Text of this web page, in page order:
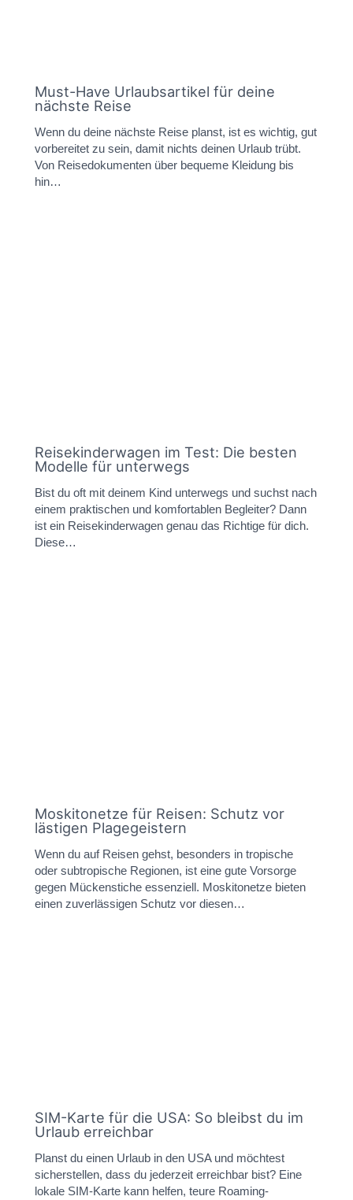
Must-Have Urlaubsartikel für deine
nächste Reise
Wenn du deine nächste Reise planst, ist es wichtig, gut
vorbereitet zu sein, damit nichts deinen Urlaub trübt.
Von Reisedokumenten über bequeme Kleidung bis
hin…
Reisekinderwagen im Test: Die besten
Modelle für unterwegs
Bist du oft mit deinem Kind unterwegs und suchst nach
einem praktischen und komfortablen Begleiter? Dann
ist ein Reisekinderwagen genau das Richtige für dich.
Diese…
Moskitonetze für Reisen: Schutz vor
lästigen Plagegeistern
Wenn du auf Reisen gehst, besonders in tropische
oder subtropische Regionen, ist eine gute Vorsorge
gegen Mückenstiche essenziell. Moskitonetze bieten
einen zuverlässigen Schutz vor diesen…
SIM-Karte für die USA: So bleibst du im
Urlaub erreichbar
Planst du einen Urlaub in den USA und möchtest
sicherstellen, dass du jederzeit erreichbar bist? Eine
lokale SIM-Karte kann helfen, teure Roaming-